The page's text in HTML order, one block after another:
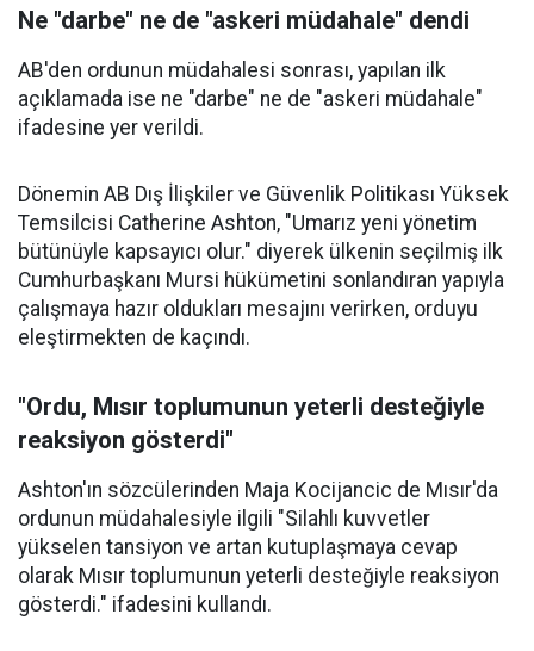
Ne "darbe" ne de "askeri müdahale" dendi
AB'den ordunun müdahalesi sonrası, yapılan ilk
açıklamada ise ne "darbe" ne de "askeri müdahale"
ifadesine yer verildi.
Dönemin AB Dış İlişkiler ve Güvenlik Politikası Yüksek
Temsilcisi Catherine Ashton, "Umarız yeni yönetim
bütünüyle kapsayıcı olur." diyerek ülkenin seçilmiş ilk
Cumhurbaşkanı Mursi hükümetini sonlandıran yapıyla
çalışmaya hazır oldukları mesajını verirken, orduyu
eleştirmekten de kaçındı.
"Ordu, Mısır toplumunun yeterli desteğiyle
reaksiyon gösterdi"
Ashton'ın sözcülerinden Maja Kocijancic de Mısır'da
ordunun müdahalesiyle ilgili "Silahlı kuvvetler
yükselen tansiyon ve artan kutuplaşmaya cevap
olarak Mısır toplumunun yeterli desteğiyle reaksiyon
gösterdi." ifadesini kullandı.